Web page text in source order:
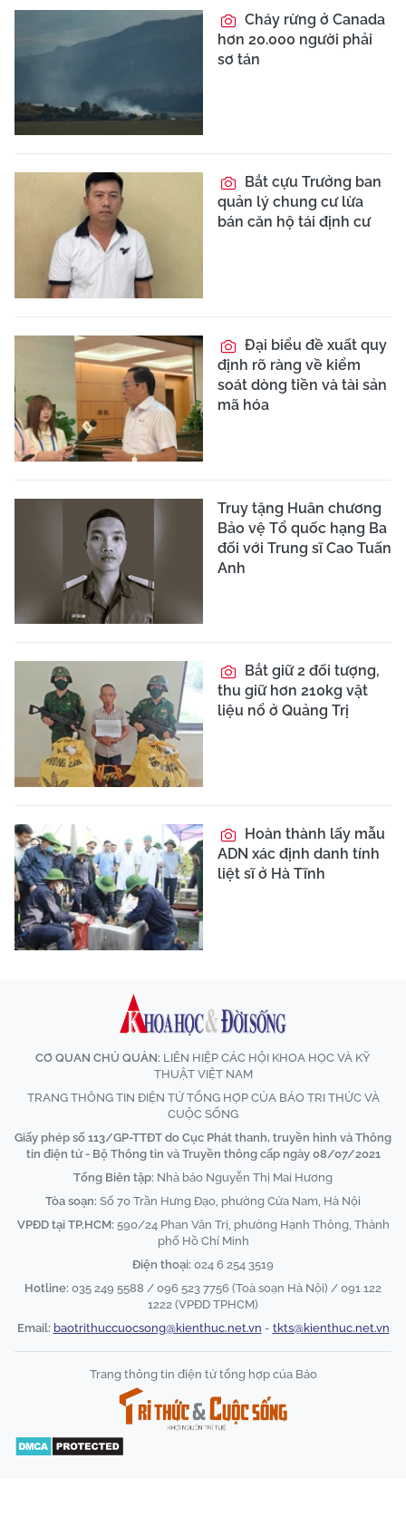
Cháy rừng ở Canada
hơn 20.000 người phải
sơ tán
Bắt cựu Trưởng ban
quản lý chung cư lừa
bán căn hộ tái định cư
Đại biểu đề xuất quy
định rõ ràng về kiểm
soát dòng tiền và tài sản
mã hóa
Truy tặng Huân chương
Bảo vệ Tổ quốc hạng Ba
đối với Trung sĩ Cao Tuấn
Anh
Bắt giữ 2 đối tượng,
thu giữ hơn 210kg vật
liệu nổ ở Quảng Trị
Hoàn thành lấy mẫu
ADN xác định danh tính
liệt sĩ ở Hà Tĩnh
CƠ QUAN CHỦ QUẢN: LIÊN HIỆP CÁC HỘI KHOA HỌC VÀ KỸ
THUẬT VIỆT NAM
TRANG THÔNG TIN ĐIỆN TỬ TỔNG HỢP CỦA BÁO TRI THỨC VÀ
CUỘC SỐNG
Giấy phép số 113/GP-TTĐT do Cục Phát thanh, truyền hình và Thông
tin điện tử - Bộ Thông tin và Truyền thông cấp ngày 08/07/2021
Tổng Biên tập: Nhà báo Nguyễn Thị Mai Hương
Tòa soạn: Số 70 Trần Hưng Đạo, phường Cửa Nam, Hà Nội
VPĐD tại TP.HCM: 590/24 Phan Văn Trị, phường Hạnh Thông, Thành
phố Hồ Chí Minh
Điện thoại: 024 6 254 3519
Hotline: 035 249 5588 / 096 523 7756 (Toà soạn Hà Nội) / 091 122
1222 (VPĐD TPHCM)
Email: baotrithuccuocsong@kienthuc.net.vn - tkts@kienthuc.net.vn
Trang thông tin điện tử tổng hợp của Báo